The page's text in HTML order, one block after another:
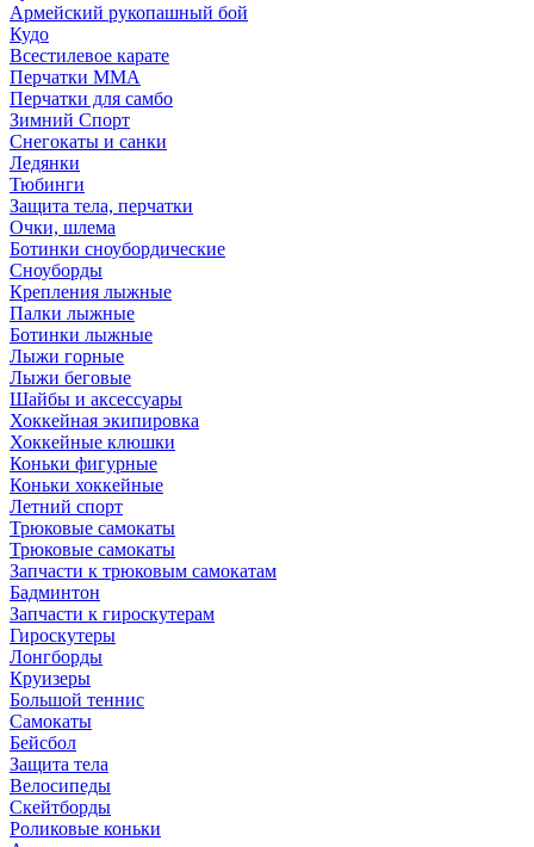
Армейский рукопашный бой
Кудо
Всестилевое карате
Перчатки MMA
Перчатки для самбо
Зимний Спорт
Снегокаты и санки
Ледянки
Тюбинги
Защита тела, перчатки
Очки, шлема
Ботинки сноубордические
Сноуборды
Крепления лыжные
Палки лыжные
Ботинки лыжные
Лыжи горные
Лыжи беговые
Шайбы и аксессуары
Хоккейная экипировка
Хоккейные клюшки
Коньки фигурные
Коньки хоккейные
Летний спорт
Трюковые самокаты
Трюковые самокаты
Запчасти к трюковым самокатам
Бадминтон
Запчасти к гироскутерам
Гироскутеры
Лонгборды
Круизеры
Большой теннис
Самокаты
Бейсбол
Защита тела
Велосипеды
Скейтборды
Роликовые коньки